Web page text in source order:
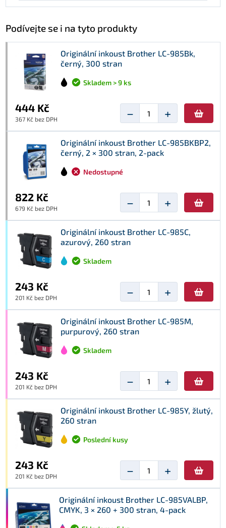
Podívejte se i na tyto produkty
Originální inkoust Brother LC-985Bk,
černý, 300 stran
Skladem > 9 ks
444 Kč
367 Kč bez DPH − +
Originální inkoust Brother LC-985BKBP2,
černý, 2 × 300 stran, 2-pack
Nedostupné
822 Kč
679 Kč bez DPH − +
Originální inkoust Brother LC-985C,
azurový, 260 stran
Skladem
243 Kč
201 Kč bez DPH − +
Originální inkoust Brother LC-985M,
purpurový, 260 stran
Skladem
243 Kč
201 Kč bez DPH − +
Originální inkoust Brother LC-985Y, žlutý,
260 stran
Poslední kusy
243 Kč
201 Kč bez DPH − +
Originální inkoust Brother LC-985VALBP,
CMYK, 3 × 260 + 300 stran, 4-pack